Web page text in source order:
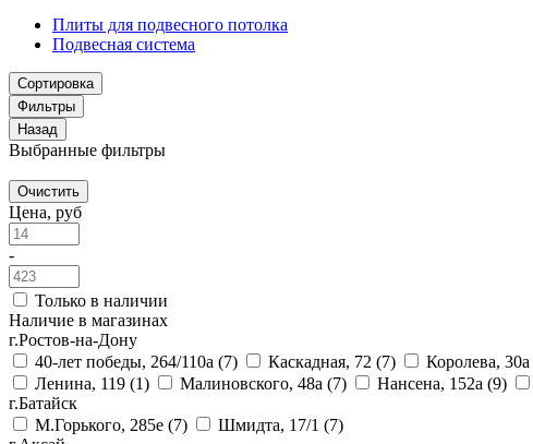
Плиты для подвесного потолка
Подвесная система
Сортировка
Фильтры
Назад
Выбранные фильтры
Очистить
Цена, руб
-
Только в наличии
Наличие в магазинах
г.Ростов-на-Дону
40-лет победы, 264/110а (7) Каскадная, 72 (7) Королева, 30а
Ленина, 119 (1) Малиновского, 48а (7) Нансена, 152а (9)
г.Батайск
М.Горького, 285е (7) Шмидта, 17/1 (7)